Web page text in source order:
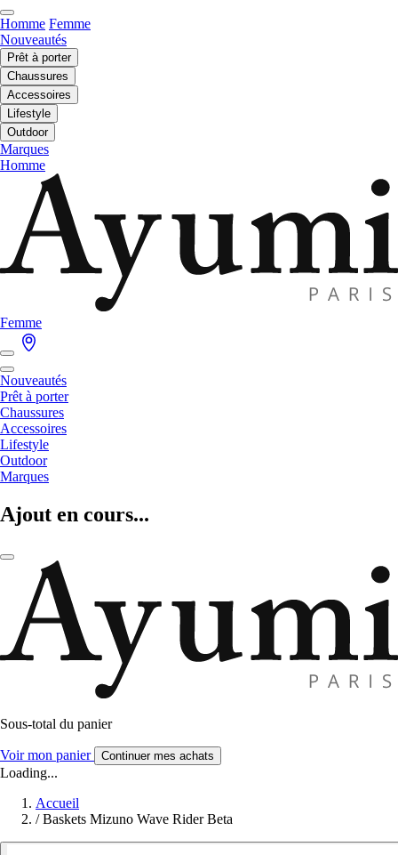
Homme Femme
Nouveautés
Prêt à porter
Chaussures
Accessoires
Lifestyle
Outdoor
Marques
Homme
Femme
Nouveautés
Prêt à porter
Chaussures
Accessoires
Lifestyle
Outdoor
Marques
Ajout en cours...
Sous-total du panier
Voir mon panier Continuer mes achats
Loading...
Accueil
/ Baskets Mizuno Wave Rider Beta